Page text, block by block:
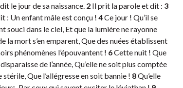
le jour de sa naissance. 2 Il prit la parole et dit : 3
: Un enfant mâle est conçu ! 4Ce jour ! Qu’il se
souci dans le ciel, Et que la lumière ne rayonne
la mort s’en emparent, Que des nuées établissent
phénomènes l’épouvantent ! 6Cette nuit ! Que
de l’année, Qu’elle ne soit plus comptée
Que l’allégresse en soit bannie ! 8Qu’elle